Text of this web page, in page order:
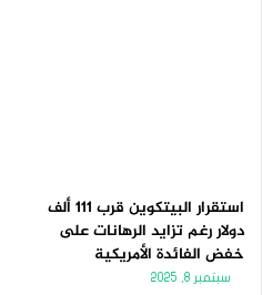
استقرار البيتكوين قرب 111 ألف
دولار رغم تزايد الرهانات على
خفض الفائدة الأمريكية
سبتمبر 8, 2025